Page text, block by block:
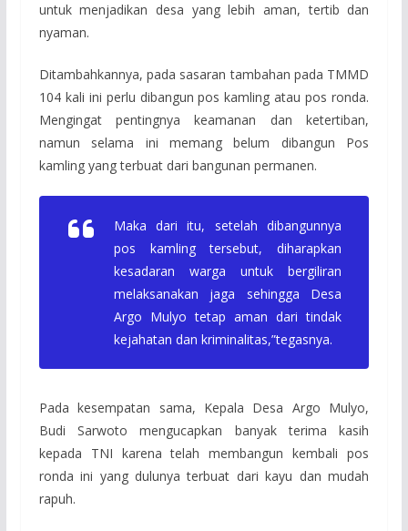
untuk menjadikan desa yang lebih aman, tertib dan
nyaman.
Ditambahkannya, pada sasaran tambahan pada TMMD
104 kali ini perlu dibangun pos kamling atau pos ronda.
Mengingat pentingnya keamanan dan ketertiban,
namun selama ini memang belum dibangun Pos
kamling yang terbuat dari bangunan permanen.
Maka dari itu, setelah dibangunnya
pos kamling tersebut, diharapkan
kesadaran warga untuk bergiliran
melaksanakan jaga sehingga Desa
Argo Mulyo tetap aman dari tindak
kejahatan dan kriminalitas,”tegasnya.
Pada kesempatan sama, Kepala Desa Argo Mulyo,
Budi Sarwoto mengucapkan banyak terima kasih
kepada TNI karena telah membangun kembali pos
ronda ini yang dulunya terbuat dari kayu dan mudah
rapuh.